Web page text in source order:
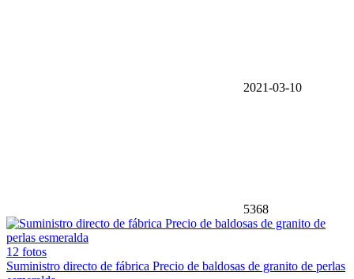
2021-03-10
5368
12 fotos
Suministro directo de fábrica Precio de baldosas de granito de perlas